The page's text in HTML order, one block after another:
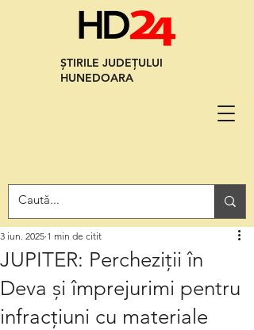
ȘTIRILE JUDEȚULUI
HUNEDOARA
JUPITER: Percheziții în
Deva și împrejurimi pentru
infracțiuni cu materiale
3 iun. 2025 1 min de citit